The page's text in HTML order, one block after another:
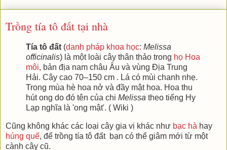
Trồng tía tô đất tại nhà
Tía tô đất (danh pháp khoa học: Melissa
officinalis) là một loài cây thân thảo trong họ Hoa
môi, bản địa nam châu Âu và vùng Địa Trung
Hải. Cây cao 70–150 cm . Lá có mùi chanh nhẹ.
Trong mùa hè hoa nở và đầy mật hoa. Hoa thu
hút ong do đó tên của chi Melissa theo tiếng Hy
Lạp nghĩa là 'ong mật'. ( Wiki )
Cũng không khác các loại cây gia vị khác như bạc hà hay
húng quế, để trồng tía tô đất bạn có thể giâm mới từ một
cành cây cũ.